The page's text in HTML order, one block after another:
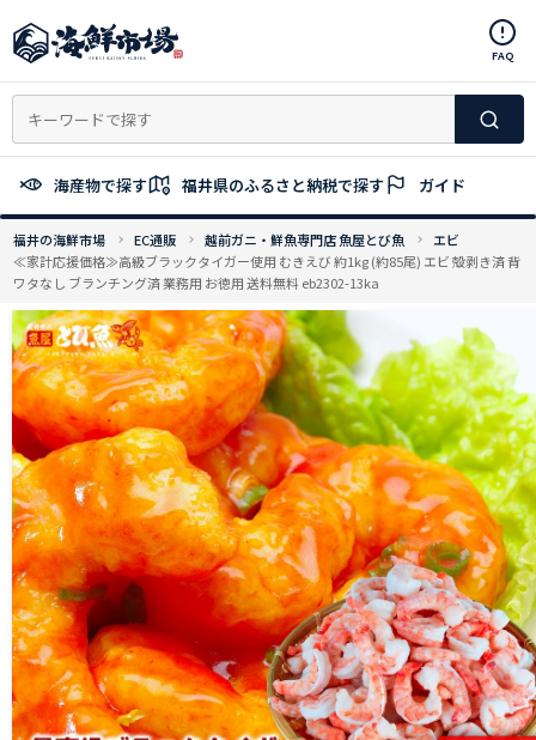
ン
ン
へ
ッ
プ
FAQ
海産物で探す 福井県のふるさと納税で探す ガイド
福井の海鮮市場 EC通販 越前ガニ・鮮魚専門店 魚屋とび魚
エビ
≪家計応援価格≫高級ブラックタイガー使用 むきえび 約1kg (約85尾) エビ 殻剥き済 背
ワタなし ブランチング済 業務用 お徳用 送料無料 eb2302-13ka